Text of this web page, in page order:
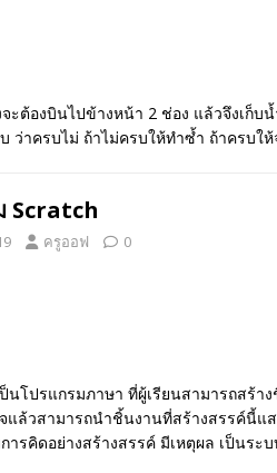
ะต้องบินไปข้างหน้า 2 ช่อง แล้วจึงเก็
าครบไม่ ถ้าไม่ครบให้ทำซ้ำ ถ้าครบ
Scratch
ครูออฟ 0
นโปรแกรมภาษา ที่ผู้เรียนสามารถสร้
แล้วสามารถนำชิ้นงานที่สร้างสรรค์นี้
รคิดอย่างสร้างสรรค์ มีเหตุผล เป็นระ